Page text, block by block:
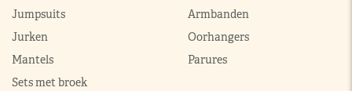
Jumpsuits
Jurken
Mantels
Sets met broek
Armbanden
Oorhangers
Parures